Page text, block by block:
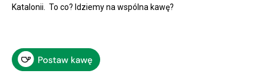
Katalonii. To co? Idziemy na wspólna kawę?